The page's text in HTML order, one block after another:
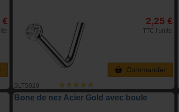
€
SLTS020
2,25 €
TTC l'unite
Commander
Bone de nez Acier Gold avec boule